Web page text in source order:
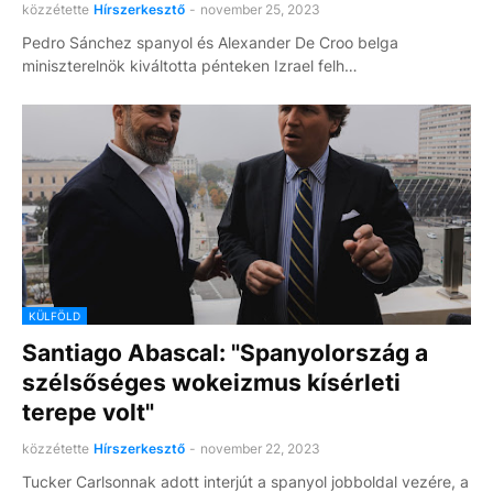
közzétette Hírszerkesztő - november 25, 2023
Pedro Sánchez spanyol és Alexander De Croo belga
miniszterelnök kiváltotta pénteken Izrael felh…
KÜLFÖLD
Santiago Abascal: "Spanyolország a
szélsőséges wokeizmus kísérleti
terepe volt"
közzétette Hírszerkesztő - november 22, 2023
Tucker Carlsonnak adott interjút a spanyol jobboldal vezére, a